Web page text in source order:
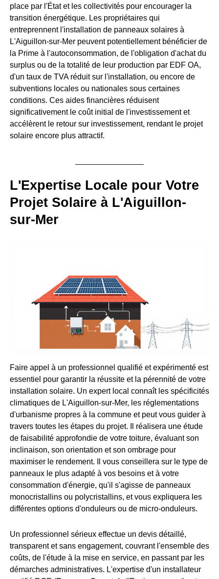
place par l'État et les collectivités pour encourager la
transition énergétique. Les propriétaires qui
entreprennent l'installation de panneaux solaires à
L'Aiguillon-sur-Mer peuvent potentiellement bénéficier de
la Prime à l'autoconsommation, de l'obligation d'achat du
surplus ou de la totalité de leur production par EDF OA,
d'un taux de TVA réduit sur l'installation, ou encore de
subventions locales ou nationales sous certaines
conditions. Ces aides financières réduisent
significativement le coût initial de l'investissement et
accélèrent le retour sur investissement, rendant le projet
solaire encore plus attractif.
L'Expertise Locale pour Votre
Projet Solaire à L'Aiguillon-
sur-Mer
Faire appel à un professionnel qualifié et expérimenté est
essentiel pour garantir la réussite et la pérennité de votre
installation solaire. Un expert local connaît les spécificités
climatiques de L'Aiguillon-sur-Mer, les réglementations
d'urbanisme propres à la commune et peut vous guider à
travers toutes les étapes du projet. Il réalisera une étude
de faisabilité approfondie de votre toiture, évaluant son
inclinaison, son orientation et son ombrage pour
maximiser le rendement. Il vous conseillera sur le type de
panneaux le plus adapté à vos besoins et à votre
consommation d'énergie, qu'il s'agisse de panneaux
monocristallins ou polycristallins, et vous expliquera les
différentes options d'onduleurs ou de micro-onduleurs.
Un professionnel sérieux effectue un devis détaillé,
transparent et sans engagement, couvrant l'ensemble des
coûts, de l'étude à la mise en service, en passant par les
démarches administratives. L'expertise d'un installateur